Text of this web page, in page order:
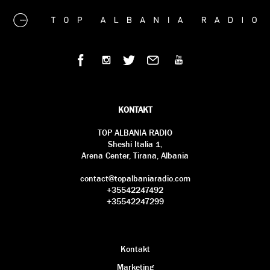
KONTAKT
TOP ALBANIA RADIO
Sheshi Italia 1,
Arena Center, Tirana, Albania
contact@topalbaniaradio.com
+35542247492
+35542247299
Kontakt
Marketing